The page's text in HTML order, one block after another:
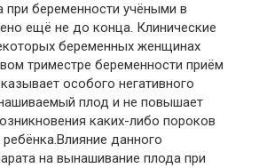
беременности учёными в
ещё не до конца. Клинические
беременных женщинах
триместре беременности приём
особого негативного
плод и не повышает
каких-либо пороков
данного
на вынашивание плода при